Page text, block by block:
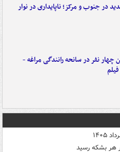
در جنوب و مرکز؛ ناپایداری در نوار
چهار نفر در سانحه رانندگی مراغه -